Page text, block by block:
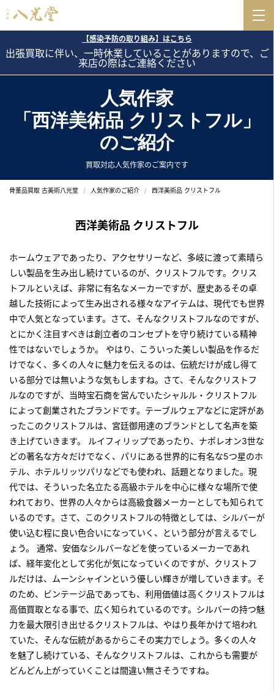
【感染予防の取り組み】はこちら
出張買取に伴い、一時休業していることがありますので、ご
来店の際はご連絡ください
人気作家
「西洋美術品 クリストフル」
のご紹介
買取対応人気作家のご案内です
骨董品買取 古美術八光堂 人気作家のご紹介 西洋美術品 クリストフル
西洋美術品 クリストフル
ホームウェアであったり、アクセサリーなど、多岐に渡って素晴ら
しい製品を生み出し続けているのが、クリストフルです。クリス
トフルといえば、非常に有名なメーカーですが、歴史あるその卓
越した技術によって生み出される様々なアイテムは、現代でも世界
中で人気となっています。さて、そんなクリストフルなのですが、
とにかく注目すべきは創立者のコンセプトを守り続けている精神
性ではないでしょうか。 やはり、こういった美しい製品を作るだ
けでなく、多くの人々に魅力を伝えるのは、伝統だけが成し得て
いる部分では無いような気もしますね。さて、そんなクリストフ
ルなのですが、当時宝石商を営んでいたシャルル・クリストフル
によって創業されたブランドです。テーブルウェアなどに定評があ
ったこのクリストフルは、宮廷御用達のブランドとして名声を築
き上げていきます。 ルイフィリップであったり、ナポレオン3世な
どの著名な方々だけでなく、パリにある世界的に有名な5つ星のホ
テル、ホテルリッツパリなどでも使われ、話題となりました。現
代では、そういった名立たる高級ホテルを中心に様々な場所で使
われており、世界の人々からは高級食器メーカーとしても知られて
いるのです。さて、このクリストフルの特徴としては、シルバーが
使い込む程に良い色合いになっていく、という部分が言えるでし
ょう。 通常、安価なシルバーなどを使っているメーカーであれ
ば、経年変化として劣化が気になっていくのですが、クリストフ
ルだけは、ムーンシャインという優しい輝きが増していきます。そ
のため、ビンテージ品であっても、利用価値は高く クリストフルは
高価買取となる事で、広く知られているのです。シルバーの持つ魅
力を最大限引き出せるクリストフルは、やはり長年かけて培われ
ていた、そんな伝統があるからこその実力でしょう。多くの人々
を魅了し続けている、そんなクリストフルは、これからも需要が
どんどん上がっていくことは間違い無さそうですね。